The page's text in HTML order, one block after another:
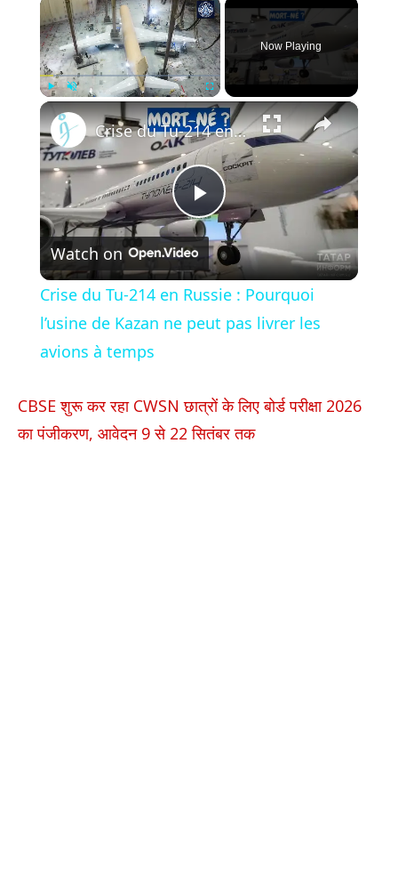
Play Unmute Fullscreen
Now Playing
×
Play
Video
Crise du Tu-214 en Russie : Pourquoi l’usine de Kazan ne peut pas livrer les avions à temps
Watch on
Crise du Tu-214 en Russie : Pourquoi
l’usine de Kazan ne peut pas livrer les
avions à temps
CBSE शुरू कर रहा CWSN छात्रों के लिए बोर्ड परीक्षा 2026
का पंजीकरण, आवेदन 9 से 22 सितंबर तक